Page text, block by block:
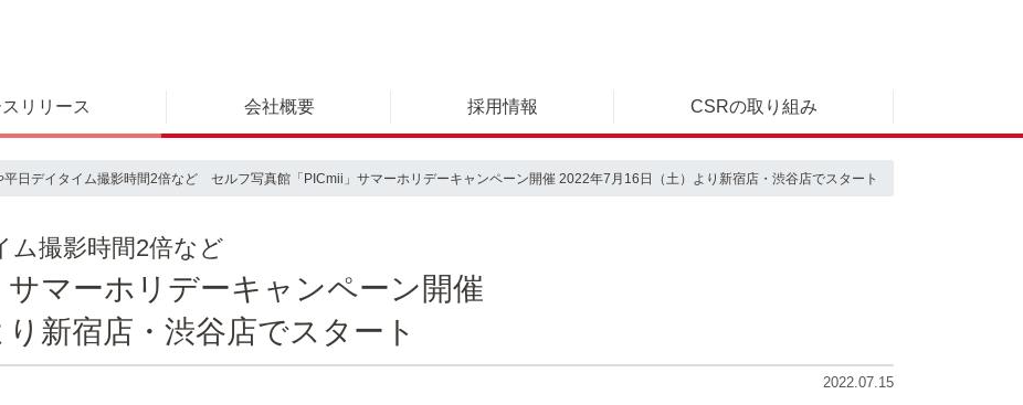
リリース 会社概要 採用情報 CSRの取り組み
平日デイタイム撮影時間2倍など セルフ写真館「PICmii」サマーホリデーキャンペーン開催 2022年7月16日（土）より新宿店・渋谷店でスタート
ム撮影時間2倍など
マーホリデーキャンペーン開催
新宿店・渋谷店でスタート
2022.07.15